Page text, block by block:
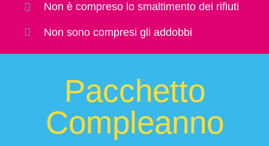
Non è compreso lo smaltimento dei rifiuti
Non sono compresi gli addobbi
Pacchetto
Compleanno